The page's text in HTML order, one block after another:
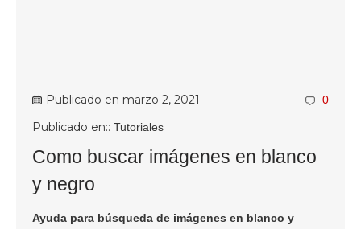
Publicado en marzo 2, 2021 0
Publicado en:: Tutoriales
Como buscar imágenes en blanco
y negro
Ayuda para búsqueda de imágenes en blanco y